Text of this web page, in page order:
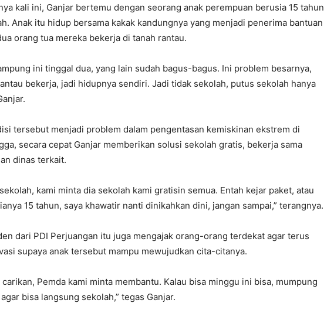
kali ini, Ganjar bertemu dengan seorang anak perempuan berusia 15 tahun
Anak itu hidup bersama kakak kandungnya yang menjadi penerima bantuan
orang tua mereka bekerja di tanah rantau.
ini tinggal dua, yang lain sudah bagus-bagus. Ini problem besarnya,
bekerja, jadi hidupnya sendiri. Jadi tidak sekolah, putus sekolah hanya
tersebut menjadi problem dalam pengentasan kemiskinan ekstrem di
secara cepat Ganjar memberikan solusi sekolah gratis, bekerja sama
dinas terkait.
kami minta dia sekolah kami gratisin semua. Entah kejar paket, atau
15 tahun, saya khawatir nanti dinikahkan dini, jangan sampai,” terangnya.
dari PDI Perjuangan itu juga mengajak orang-orang terdekat agar terus
supaya anak tersebut mampu mewujudkan cita-citanya.
carikan, Pemda kami minta membantu. Kalau bisa minggu ini bisa, mumpung
bisa langsung sekolah,” tegas Ganjar.